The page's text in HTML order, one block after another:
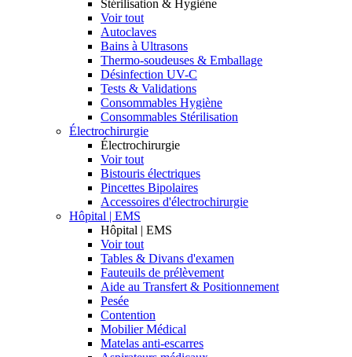
Stérilisation & Hygiène
Voir tout
Autoclaves
Bains à Ultrasons
Thermo-soudeuses & Emballage
Désinfection UV-C
Tests & Validations
Consommables Hygiène
Consommables Stérilisation
Électrochirurgie
Électrochirurgie
Voir tout
Bistouris électriques
Pincettes Bipolaires
Accessoires d'électrochirurgie
Hôpital | EMS
Hôpital | EMS
Voir tout
Tables & Divans d'examen
Fauteuils de prélèvement
Aide au Transfert & Positionnement
Pesée
Contention
Mobilier Médical
Matelas anti-escarres